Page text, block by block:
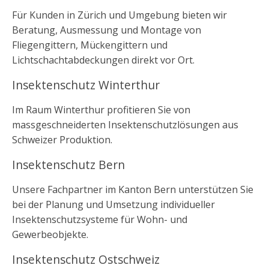
Für Kunden in Zürich und Umgebung bieten wir
Beratung, Ausmessung und Montage von
Fliegengittern, Mückengittern und
Lichtschachtabdeckungen direkt vor Ort.
Insektenschutz Winterthur
Im Raum Winterthur profitieren Sie von
massgeschneiderten Insektenschutzlösungen aus
Schweizer Produktion.
Insektenschutz Bern
Unsere Fachpartner im Kanton Bern unterstützen Sie
bei der Planung und Umsetzung individueller
Insektenschutzsysteme für Wohn- und
Gewerbeobjekte.
Insektenschutz Ostschweiz